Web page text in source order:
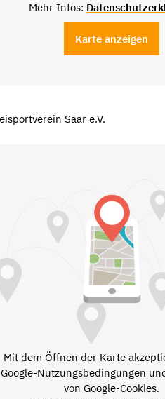
Mehr Infos:
Karte anzeigen
Mit dem Öffnen der Karte
Google-Nutzungsbedingungen
von Google-Cookies.